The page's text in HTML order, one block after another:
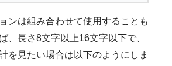
ンは組み合わせて使用することも
、長さ8文字以上16文字以下で、
を見たい場合は以下のようにしま